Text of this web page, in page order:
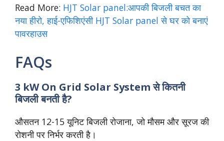
Read More: HJT Solar panel:आपकी बिजली बचत का
नया हीरो, हाई-एफिशिएंसी HJT Solar panel से घर को बनाएं
पावरहाउस
FAQs
3 kW On Grid Solar System से कितनी
बिजली बनती है?
औसतन 12-15 यूनिट बिजली रोजाना, जो मौसम और सूरज की
रोशनी पर निर्भर करती है।